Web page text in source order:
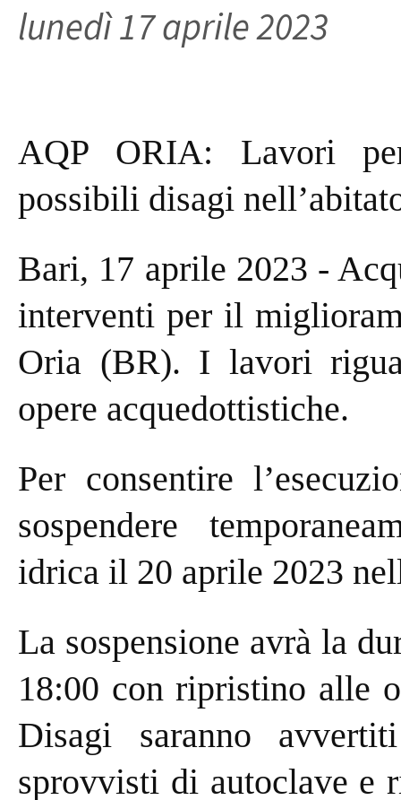
lunedì 17 aprile 2023
AQP ORIA: Lavori
possibili disagi
Bari, 17 aprile 2023 -
interventi per il
Oria (BR). I lavori
opere acquedottistiche.
Per consentire
sospendere
idrica il 20 aprile 2023
La sospensione avrà la
18:00 con ripristino alle
Disagi saranno
sprovvisti di autoclave e